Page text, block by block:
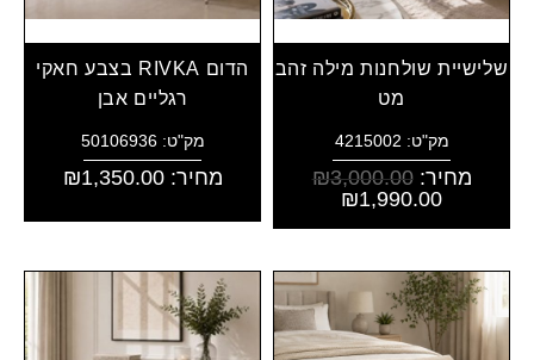
שלישיית שולחנות מילה זהב
מט
מק"ט: 4215002
מחיר: ₪3,000.00
₪1,990.00
הדום RIVKA בצבע חאקי
רגליים אבן
מק"ט: 50106936
מחיר: ₪1,350.00